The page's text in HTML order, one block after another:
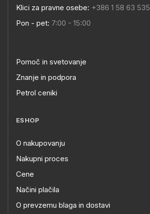
Klici za pravne osebe: +386 1 58 63 535
Pon - pet: 7:00 - 15:00
Pomoč in svetovanje
Znanje in podpora
Petrol ceniki
ESHOP
O nakupovanju
Nakupni proces
Cene
Načini plačila
O prevzemu blaga in dostavi